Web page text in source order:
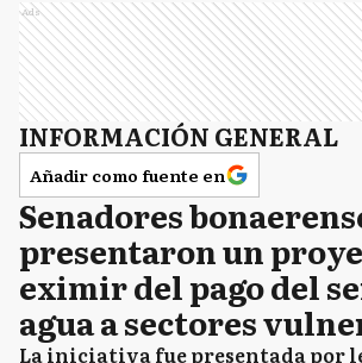
Ads
INFORMACIÓN GENERAL
Añadir como fuente en
Senadores
presentaron un
eximir del pago del
agua a sectores
La iniciativa fue presentada por